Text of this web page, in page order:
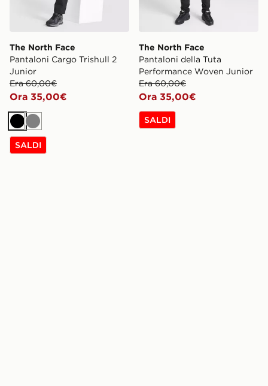
The North Face
Pantaloni Cargo Trishull 2
Junior
Era 60,00€
Ora 35,00€
NeroGrigio
SALDI
The North Face
Pantaloni della Tuta
Performance Woven Junior
Era 60,00€
Ora 35,00€
SALDI